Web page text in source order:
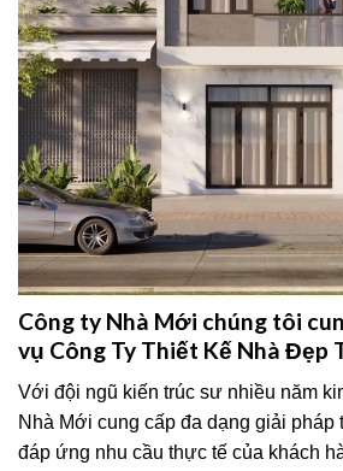
Công ty Nhà Mới chúng tôi
vụ Công Ty Thiết Kế Nhà Đẹp
Với đội ngũ kiến trúc sư nhiều năm
Nhà Mới cung cấp đa dạng giải pháp
đáp ứng nhu cầu thực tế của khách